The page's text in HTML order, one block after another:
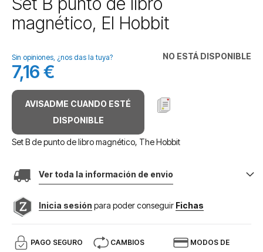
al
comienzo
galería
de
imágenes
magnético, El Hobbit
NO ESTÁ DISPONIBLE
Sin opiniones, ¿nos das la tuya?
7,16 €
AVISADME CUANDO ESTÉ
DISPONIBLE
Set B de punto de libro magnético, The Hobbit
Ver toda la información de envio
Inicia sesión para poder conseguir Fichas
PAGO SEGURO CAMBIOS MODOS DE